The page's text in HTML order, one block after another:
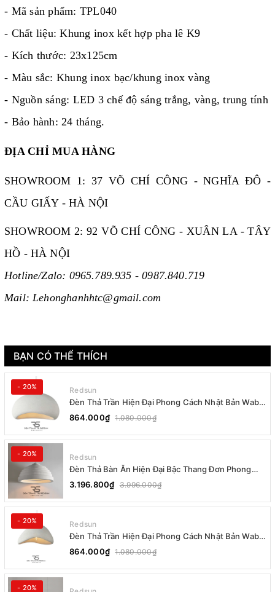
- Mã sản phẩm: TPL040
- Chất liệu: Khung inox kết hợp pha lê K9
- Kích thước: 23x125cm
- Màu sắc: Khung inox bạc/khung inox vàng
- Nguồn sáng: LED 3 chế độ sáng trắng, vàng, trung tính
- Bảo hành: 24 tháng.
ĐỊA CHỈ MUA HÀNG
SHOWROOM 1: 37 VÕ CHÍ CÔNG - NGHĨA ĐÔ -
CẦU GIẤY - HÀ NỘI
SHOWROOM 2: 92 VÕ CHÍ CÔNG - XUÂN LA - TÂY
HỒ - HÀ NỘI
Hotline/Zalo: 0965.789.935 - 0987.840.719
Mail: Lehonghanhhtc@gmail.com
BẠN CÓ THỂ THÍCH
- 20% Redsun
Đèn Thả Trần Hiện Đại Phong Cách Nhật Bản Wabi-
sabi CDT-T036 Dáng B
864.000₫ 1.080.000₫
- 20% Redsun
Đèn Thả Bàn Ăn Hiện Đại Bậc Thang Đơn Phong
Cách Nhật Bản Wabi-sabi DC-T078B
3.196.800₫ 3.996.000₫
- 20% Redsun
Đèn Thả Trần Hiện Đại Phong Cách Nhật Bản Wabi-
sabi CDT-T036 Dáng A
864.000₫ 1.080.000₫
- 20%